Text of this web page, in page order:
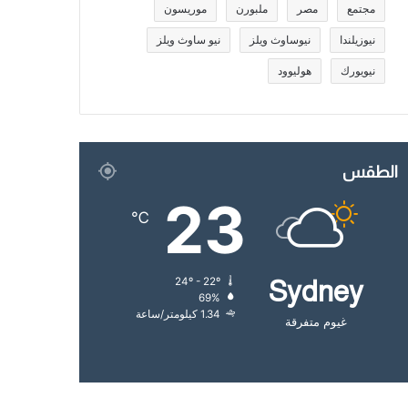
مجتمع مصر ملبورن موريسون
نيوزيلندا نيوساوث ويلز نيو ساوث ويلز
نيويورك هوليوود
الطقس
Sydney
غيوم متفرقة
23
℃
69%
1.34 كيلومتر/ساعة